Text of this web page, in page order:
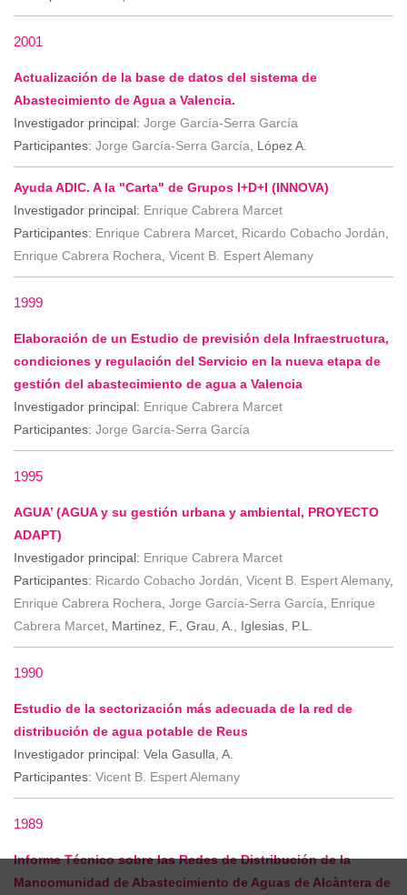
2001
Actualización de la base de datos del sistema de
Abastecimiento de Agua a Valencia.
Investigador principal: Jorge García-Serra García
Participantes: Jorge García-Serra García , López A.
Ayuda ADIC. A la "Carta" de Grupos I+D+I (INNOVA)
Investigador principal: Enrique Cabrera Marcet
Participantes: Enrique Cabrera Marcet Ricardo Cobacho Jordán
Enrique Cabrera Rochera Vicent B. Espert Alemany
1999
Elaboración de un Estudio de previsión dela Infraestructura,
condiciones y regulación del Servicio en la nueva etapa de
gestión del abastecimiento de agua a Valencia
Investigador principal: Enrique Cabrera Marcet
Participantes: Jorge García-Serra García
1995
AGUA’ (AGUA y su gestión urbana y ambiental, PROYECTO
ADAPT)
Investigador principal: Enrique Cabrera Marcet
Participantes: Ricardo Cobacho Jordán Vicent B. Espert Alemany,
Enrique Cabrera Rochera Jorge García-Serra García
Enrique
Cabrera Marcet , Martinez, F., Grau, A., Iglesias, P.L.
1990
Estudio de la sectorización más adecuada de la red de
distribución de agua potable de Reus
Investigador principal: Vela Gasulla, A.
Participantes: Vicent B. Espert Alemany
1989
Informe Técnico sobre las Redes de Distribución de la
Mancomunidad de Abastecimiento de Aguas de Alcàntera de